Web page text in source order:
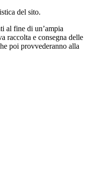
del sito.
al fine di un’ampia
raccolta e consegna delle
poi provvederanno alla